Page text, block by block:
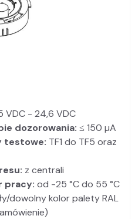
VDC - 24,6 VDC
dozorowania: ≤ 150 µA
testowe: TF1 do TF5 oraz
z centrali
pracy: od -25 °C do 55 °C
dowolny kolor palety RAL